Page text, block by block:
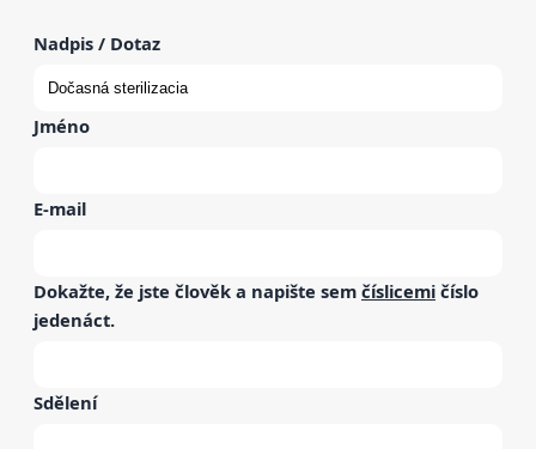
Nadpis / Dotaz
Jméno
E-mail
Dokažte, že jste člověk a napište sem číslicemi číslo
jedenáct.
Sdělení